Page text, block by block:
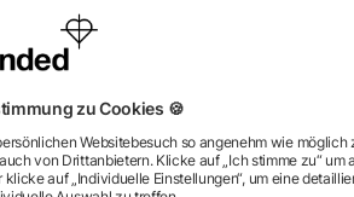
ab 0,11 €